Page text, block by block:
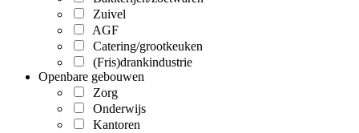
Zuivel
AGF
Catering/grootkeuken
(Fris)drankindustrie
Openbare gebouwen
Zorg
Onderwijs
Kantoren